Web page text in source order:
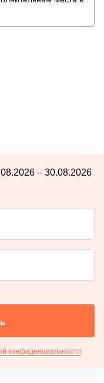
– 30.08.2026
конфиденциальности